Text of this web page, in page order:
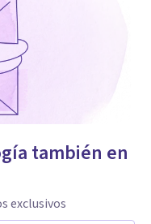
también en
exclusivos